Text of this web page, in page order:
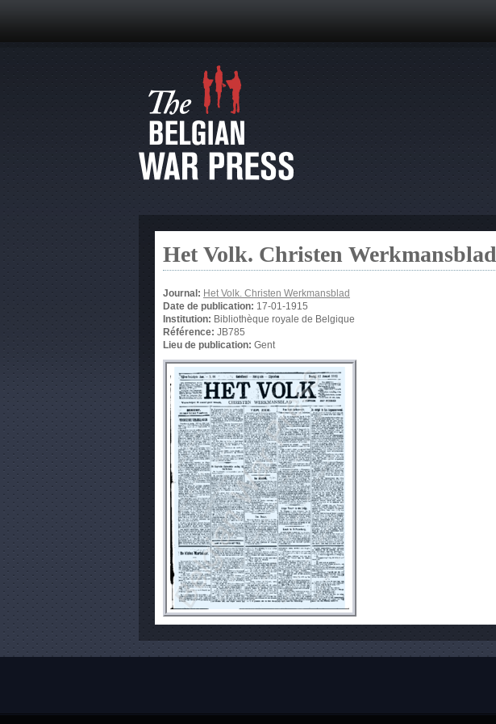
Het Volk. Christen Werkmansblad
Journal: Het Volk. Christen Werkmansblad
Date de publication: 17-01-1915
Institution: Bibliothèque royale de Belgique
Référence: JB785
Lieu de publication: Gent